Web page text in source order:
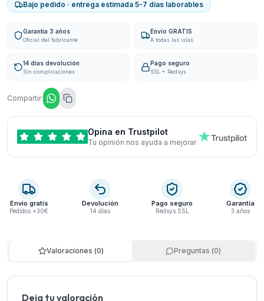
Bajo pedido · entrega estimada 5-7 días laborables
Garantía 3 años
Oficial del fabricante
Envío GRATIS
A todas las islas
14 días devolución
Sin complicaciones
Pago seguro
SSL + Redsys
Compartir:
Opina en Trustpilot
Tu opinión nos ayuda a mejorar
Envío gratis
Pedidos +30€
Devolución
14 días
Pago seguro
Redsys SSL
Garantía
3 años
Valoraciones (0) Preguntas (0)
Deja tu valoración